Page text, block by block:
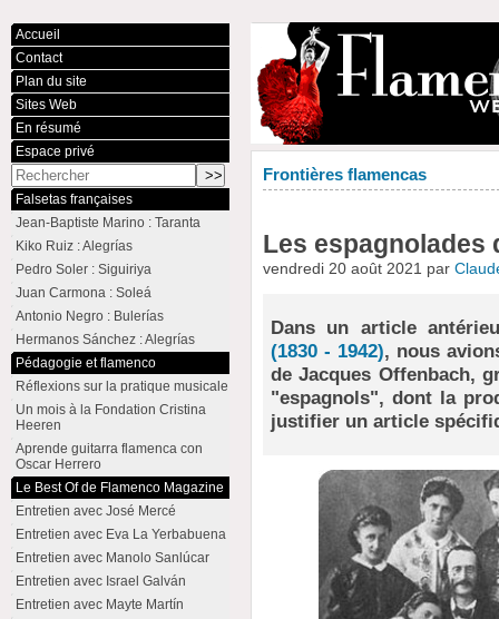
Frontières flamencas
Les espagnolades
vendredi 20 août 2021 par
Dans un article
(1830 - 1942), nous
de Jacques Offenbach,
"espagnols", dont la
justifier un article
Accueil
Contact
Plan du site
Sites Web
En résumé
Espace privé
Falsetas françaises
Jean-Baptiste Marino : Taranta
Kiko Ruiz : Alegrías
Pedro Soler : Siguiriya
Juan Carmona : Soleá
Antonio Negro : Bulerías
Hermanos Sánchez : Alegrías
Pédagogie et flamenco
Réflexions sur la pratique musicale
Un mois à la Fondation Cristina
Heeren
Aprende guitarra flamenca con
Oscar Herrero
Le Best Of de Flamenco Magazine
Entretien avec José Mercé
Entretien avec Eva La Yerbabuena
Entretien avec Manolo Sanlúcar
Entretien avec Israel Galván
Entretien avec Mayte Martín